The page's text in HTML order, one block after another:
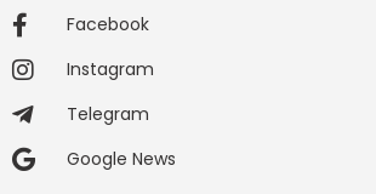
Facebook
Instagram
Telegram
Google News